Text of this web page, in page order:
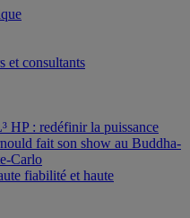
et consultants
HP : redéfinir la puissance
fait son show au Buddha-
Carlo
fiabilité et haute